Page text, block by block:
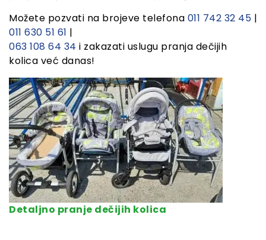
Možete pozvati na brojeve telefona 011 742 32 45 |
011 630 51 61 |
063 108 64 34 i zakazati uslugu pranja dečijih
kolica već danas!
Detaljno pranje dečijih kolica